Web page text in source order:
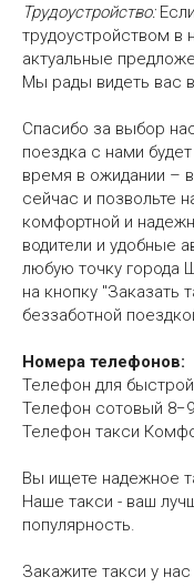
Трудоустройство:
трудоустройством в
актуальные
Мы рады видеть вас
Спасибо за выбор
поездка с нами
время в ожидании –
сейчас и позвольте
комфортной и
водители и удобные
любую точку города
на кнопку "Заказать
беззаботной
Номера телефонов:
Телефон для
Телефон сотовый
Телефон такси
Вы ищете надежное
Наше такси - ваш
популярность.
Закажите такси у